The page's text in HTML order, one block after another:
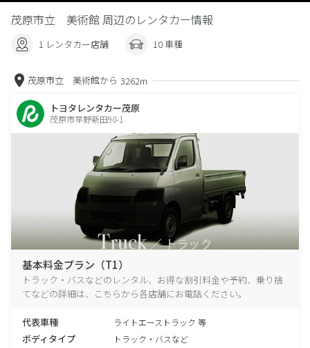
茂原市立 美術館 周辺のレンタカー情報
1 レンタカー店舗 10 車種
茂原市立 美術館から 3262m
トヨタレンタカー茂原
茂原市早野新田90-1
基本料金プラン（T1）
トラック・バスなどのレンタル、お得な割引料金や予約、乗り捨
てなどの詳細は、こちらから各店舗にお電話ください。
代表車種 ライトエーストラック 等
ボディタイプ トラック・バスなど